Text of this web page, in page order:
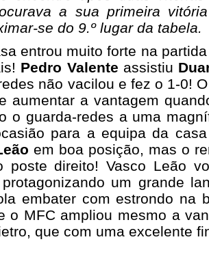
a sua primeira
se do 9.º lugar da tabela.
entrou muito forte na
Pedro Valente assistiu
não vacilou e fez o 1-0!
aumentar a vantagem
o guarda-redes a uma
para a equipa da
em boa posição, mas o
poste direito! Vasco Leão
um grande
embater com estrondo na
o MFC ampliou mesmo a
que com uma excelente